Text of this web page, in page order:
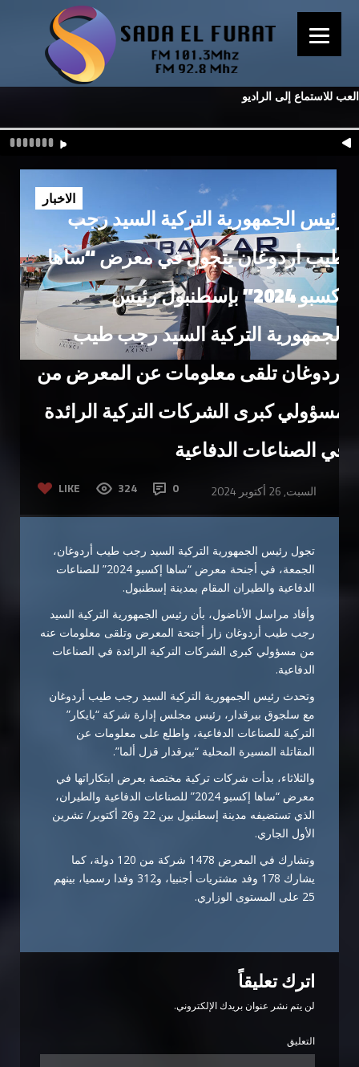
العب للاستماع إلى الراديو
رئيس الجمهورية التركية السيد رجب
طيب أردوغان يتجول في معرض “ساها
إكسبو 2024” بإسطنبول رئيس
الجمهورية التركية السيد رجب طيب
أردوغان تلقى معلومات عن المعرض من
مسؤولي كبرى الشركات التركية الرائدة
في الصناعات الدفاعية
LIKE 324 0 السبت, 26 أكتوبر 2024
الاخبار
تجول رئيس الجمهورية التركية السيد رجب طيب أردوغان،
الجمعة، في أجنحة معرض “ساها إكسبو 2024” للصناعات
الدفاعية والطيران المقام بمدينة إسطنبول.
وأفاد مراسل الأناضول، بأن رئيس الجمهورية التركية السيد
رجب طيب أردوغان زار أجنحة المعرض وتلقى معلومات عنه
من مسؤولي كبرى الشركات التركية الرائدة في الصناعات
الدفاعية.
وتحدث رئيس الجمهورية التركية السيد رجب طيب أردوغان
مع سلجوق بيرقدار، رئيس مجلس إدارة شركة “بايكار”
التركية للصناعات الدفاعية، واطلع على معلومات عن
المقاتلة المسيرة المحلية “بيرقدار قزل ألما”.
والثلاثاء، بدأت شركات تركية مختصة بعرض ابتكاراتها في
معرض “ساها إكسبو 2024” للصناعات الدفاعية والطيران،
الذي تستضيفه مدينة إسطنبول بين 22 و26 أكتوبر/ تشرين
الأول الجاري.
وتشارك في المعرض 1478 شركة من 120 دولة، كما
يشارك 178 وفد مشتريات أجنبيا، و312 وفدا رسميا، بينهم
25 على المستوى الوزاري.
اترك تعليقاً
لن يتم نشر عنوان بريدك الإلكتروني.
التعليق